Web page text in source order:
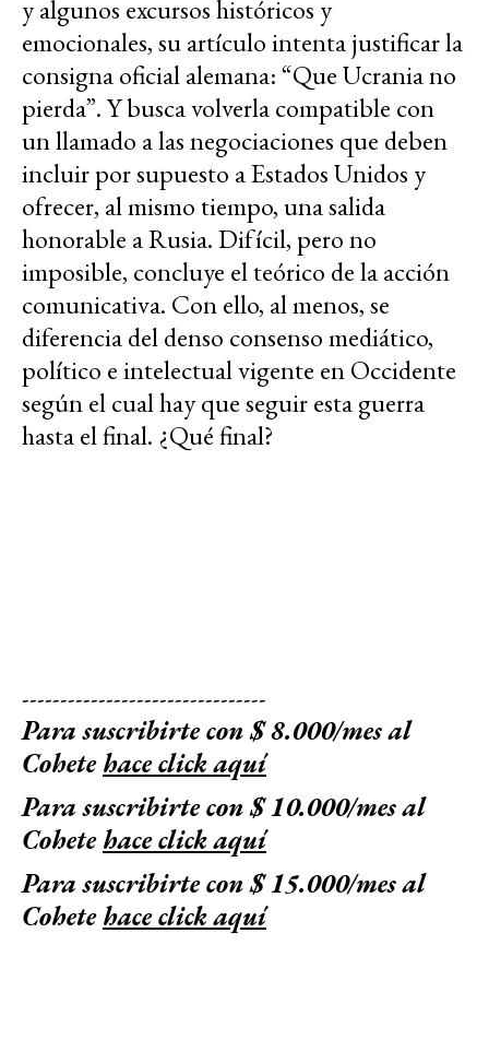
y algunos excursos históricos y
emocionales, su artículo intenta justificar la
consigna oficial alemana: “Que Ucrania no
pierda”. Y busca volverla compatible con
un llamado a las negociaciones que deben
incluir por supuesto a Estados Unidos y
ofrecer, al mismo tiempo, una salida
honorable a Rusia. Difícil, pero no
imposible, concluye el teórico de la acción
comunicativa. Con ello, al menos, se
diferencia del denso consenso mediático,
político e intelectual vigente en Occidente
según el cual hay que seguir esta guerra
hasta el final. ¿Qué final?
--------------------------------
Para suscribirte con $ 8.000/mes al
Cohetehace click aquí
Para suscribirte con $ 10.000/mes al
Cohetehace click aquí
Para suscribirte con $ 15.000/mes al
Cohetehace click aquí